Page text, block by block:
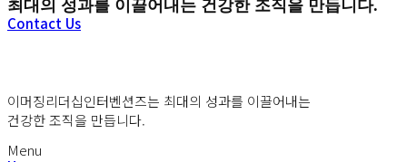
최대의 성과를 이끌어내는 건강한 조직을 만듭니다.
Contact Us
이머징리더십인터벤션즈는 최대의 성과를 이끌어내는
건강한 조직을 만듭니다.
Menu